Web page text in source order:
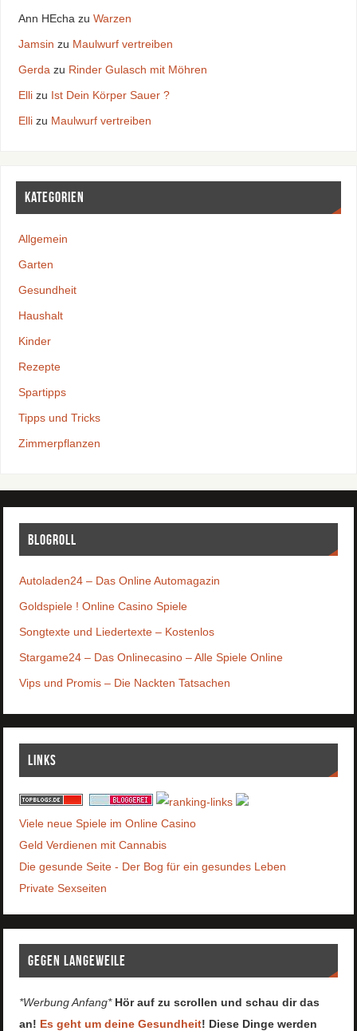
Ann HEcha zu Warzen
Jamsin zu Maulwurf vertreiben
Gerda zu Rinder Gulasch mit Möhren
Ellizu Ist Dein Körper Sauer ?
Ellizu Maulwurf vertreiben
Kategorien
Allgemein
Garten
Gesundheit
Haushalt
Kinder
Rezepte
Spartipps
Tipps und Tricks
Zimmerpflanzen
Blogroll
Autoladen24 – Das Online Automagazin
Goldspiele ! Online Casino Spiele
Songtexte und Liedertexte – Kostenlos
Stargame24 – Das Onlinecasino – Alle Spiele Online
Vips und Promis – Die Nackten Tatsachen
Links
Viele neue Spiele im Online Casino
Geld Verdienen mit Cannabis
Die gesunde Seite - Der Bog für ein gesundes Leben
Private Sexseiten
Gegen Langeweile
*Werbung Anfang* Hör auf zu scrollen und schau dir das
an! Es geht um deine Gesundheit! Diese Dinge werden